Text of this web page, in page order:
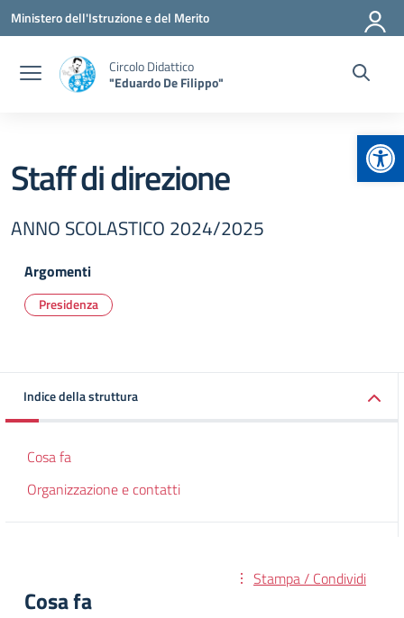
Vai ai contenuti
Vai al menu di navigazione
Vai al footer
Ministero dell'Istruzione e del Merito
Circolo Didattico
"Eduardo De Filippo"
Staff di direzione
ANNO SCOLASTICO 2024/2025
Argomenti
Presidenza
Indice della struttura
Cosa fa
Organizzazione e contatti
Stampa / Condividi
Cosa fa